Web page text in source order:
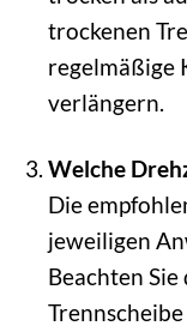
trockenen
regelmäßige
verlängern.
Welche
Die
jeweiligen
Beachten